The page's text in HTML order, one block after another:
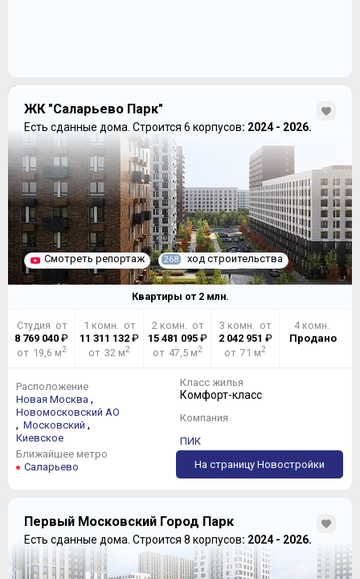
ЖК "Саларьево Парк"
Есть сданные дома. Строится 6 корпусов: 2024 - 2026.
Смотреть репортаж 268 ход строительства
Квартиры от 2млн.
Студия от
8 769 040 ₽
от 19,6 м2
1 комн. от
11 311 132 ₽
от 32 м2
2 комн. от
15 481 095₽
от 47,5 м2
3 комн. от
2 042 951 ₽
от 71 м2
4 комн.
Продано
Расположение
Новая Москва ,
Новомосковский АО
, Московский ,
Киевское
Ближайшее метро
Саларьево
Класс жилья
Комфорт-класс
Компания
ПИК
На страницу Новостройки
Первый Московский Город Парк
Есть сданные дома. Строится 8 корпусов: 2024 - 2026.